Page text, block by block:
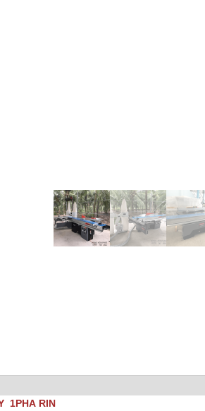
1PHA RIN